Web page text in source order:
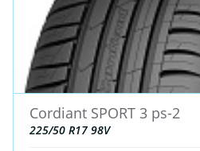
Cordiant SPORT 3 ps-2
225/50 R17 98V